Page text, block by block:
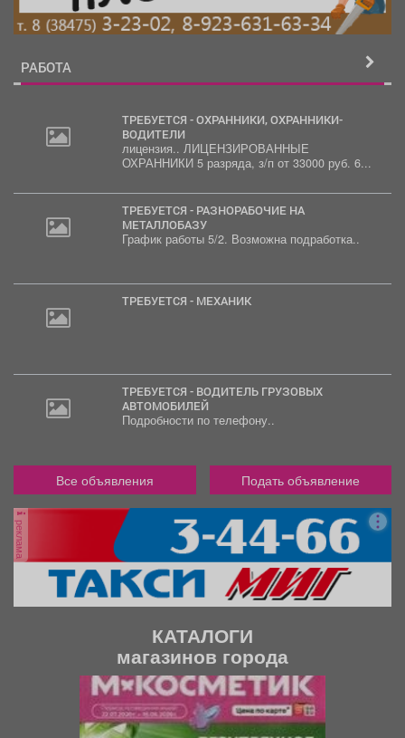
РАБОТА
ТРЕБУЕТСЯ - ОХРАННИКИ, ОХРАННИКИ-
ВОДИТЕЛИ
лицензия.. ЛИЦЕНЗИРОВАННЫЕ
ОХРАННИКИ 5 разряда, з/п от 33000 руб. 6...
ТРЕБУЕТСЯ - РАЗНОРАБОЧИЕ НА
МЕТАЛЛОБАЗУ
График работы 5/2. Возможна подработка..
ТРЕБУЕТСЯ - МЕХАНИК
ТРЕБУЕТСЯ - ВОДИТЕЛЬ ГРУЗОВЫХ
АВТОМОБИЛЕЙ
Подробности по телефону..
Все объявления Подать объявление
реклама
КАТАЛОГИ
магазинов города